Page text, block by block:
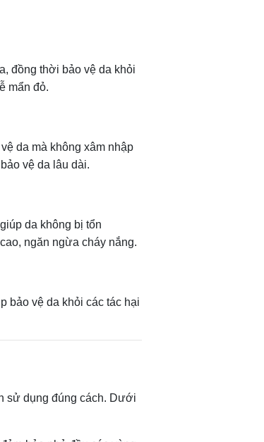
đồng thời bảo vệ da khỏi
mẩn đỏ.
vệ da mà không xâm nhập
vệ da lâu dài.
da không bị tổn
ngăn ngừa cháy nắng.
bảo vệ da khỏi các tác hại
sử dụng đúng cách. Dưới